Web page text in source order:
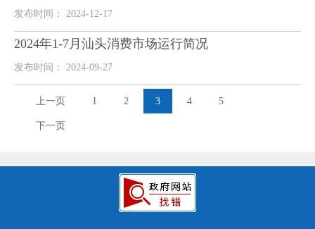
发布时间： 2024-12-17
2024年1-7月汕头消费市场运行简况
发布时间： 2024-09-27
上一页 1 2 3 4 5
下一页